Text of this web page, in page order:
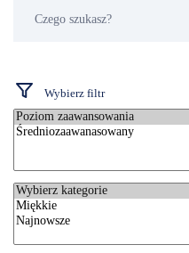
szukasz?
Wybierz filtr